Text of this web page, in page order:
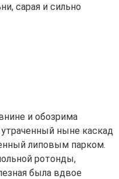
сарая и сильно
и обозрима
ныне каскад
липовым парком.
ротонды,
была вдвое